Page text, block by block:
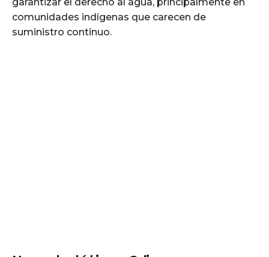
comunidades indígenas que carecen de
suministro continuo.